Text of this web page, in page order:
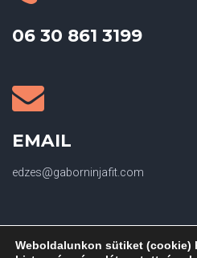
06 30 861 3199
EMAIL
edzes@gaborninjafit.com
Weboldalunkon sütiket (cookie)